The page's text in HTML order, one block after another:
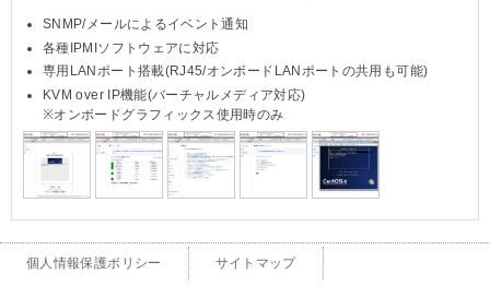
SNMP/メールによるイベント通知
各種IPMIソフトウェアに対応
専用LANポート搭載(RJ45/オンボードLANポートの共用も可能)
KVM over IP機能(バーチャルメディア対応)
※オンボードグラフィックス使用時のみ
個人情報保護ポリシー サイトマップ